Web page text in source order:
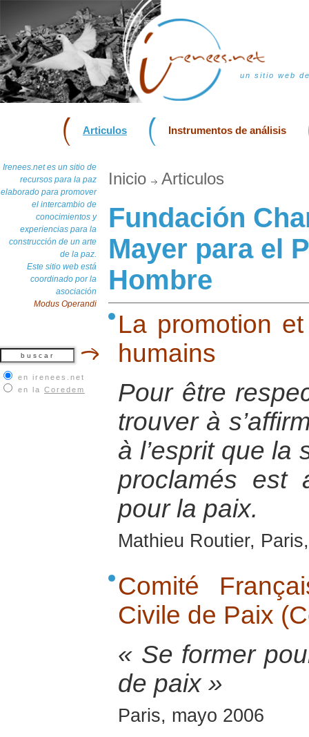
un sitio web
Articulos Instrumentos de análisis
Irenees.net es un sitio de
recursos para la paz
elaborado para promover
el intercambio de
conocimientos y
experiencias para la
construcción de un arte
de la paz.
Este sitio web está
coordinado por la
asociación
Modus Operandi
en irenees.net
en la Coredem
Inicio Articulos
Fundación
Mayer para el
Hombre
La promotion
humains
Pour être
trouver à
à l’esprit que la
proclamés est
pour la paix.
Mathieu Routier,
Comité
Civile de Paix
« Se former
de paix »
Paris, mayo 2006